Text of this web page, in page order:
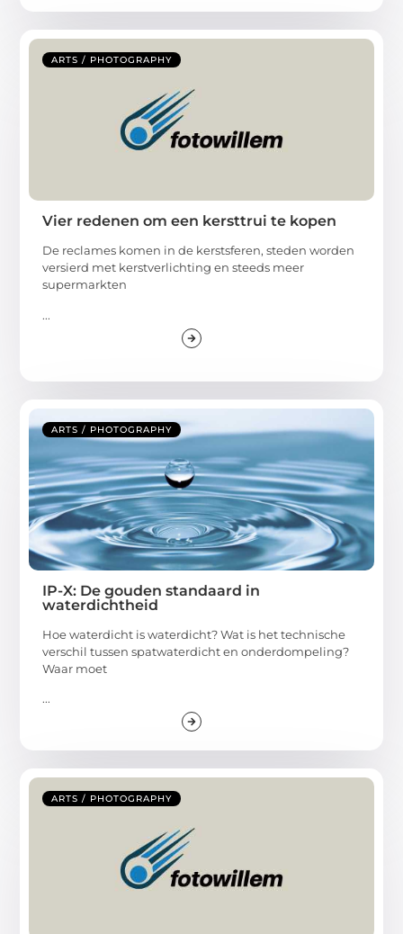
ARTS / PHOTOGRAPHY
Vier redenen om een kersttrui te kopen
De reclames komen in de kerstsferen, steden worden
versierd met kerstverlichting en steeds meer
supermarkten
...
ARTS / PHOTOGRAPHY
IP-X: De gouden standaard in
waterdichtheid
Hoe waterdicht is waterdicht? Wat is het technische
verschil tussen spatwaterdicht en onderdompeling?
Waar moet
...
ARTS / PHOTOGRAPHY